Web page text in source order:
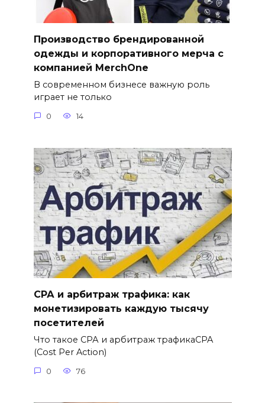
Производство брендированной
одежды и корпоративного мерча с
компанией MerchOne
В современном бизнесе важную роль
играет не только
0 14
СРА и арбитраж трафика: как
монетизировать каждую тысячу
посетителей
Что такое СРА и арбитраж трафикаCPA
(Cost Per Action)
0 76